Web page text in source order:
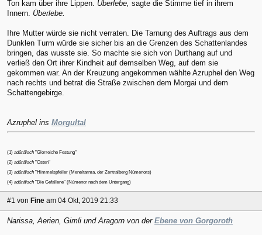
Ton kam über ihre Lippen. Überlebe, sagte die Stimme tief in ihrem
Innern. Überlebe.
Ihre Mutter würde sie nicht verraten. Die Tarnung des Auftrags aus dem
Dunklen Turm würde sie sicher bis an die Grenzen des Schattenlandes
bringen, das wusste sie. So machte sie sich von Durthang auf und
verließ den Ort ihrer Kindheit auf demselben Weg, auf dem sie
gekommen war. An der Kreuzung angekommen wählte Azruphel den Weg
nach rechts und betrat die Straße zwischen dem Morgai und dem
Schattengebirge.
Azruphel ins Morgultal
(1) adûnâisch "Glorreiche Festung"
(2) adûnâisch "Osten"
(3) adûnâisch "Himmelspfeiler (Meneltarma, der Zentralberg Númenors)
(4) adûnâisch "Die Gefallene" (Númenor nach dem Untergang)
#1 von Fine am 04 Okt, 2019 21:33
Narissa, Aerien, Gimli und Aragorn von der Ebene von Gorgoroth